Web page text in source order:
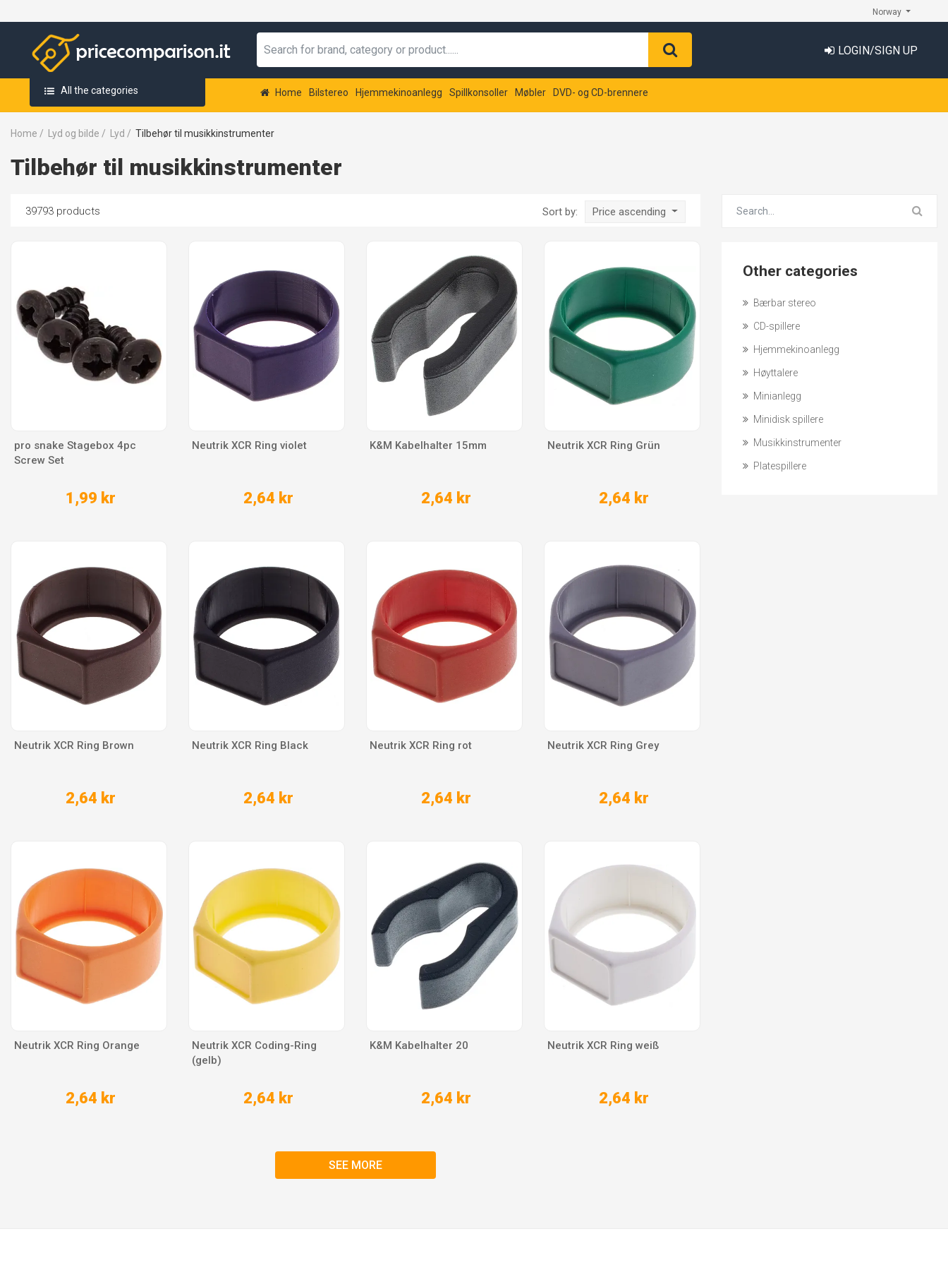
Norway
LOGIN/SIGN UP
All the categories Home Bilstereo Hjemmekinoanlegg Spillkonsoller Møbler DVD- og CD-brennere
Home / Lyd og bilde / Lyd / Tilbehør til musikkinstrumenter
Tilbehør til musikkinstrumenter
Other categories
Bærbar stereo
CD-spillere
Hjemmekinoanlegg
Høyttalere
Minianlegg
Minidisk spillere
Musikkinstrumenter
Platespillere
39793 products Sort by: Price ascending
pro snake Stagebox 4pc
Screw Set
1,99 kr
Neutrik XCR Ring violet
2,64 kr
K&M Kabelhalter 15mm
2,64 kr
Neutrik XCR Ring Grün
2,64 kr
Neutrik XCR Ring Brown
2,64 kr
Neutrik XCR Ring Black
2,64 kr
Neutrik XCR Ring rot
2,64 kr
Neutrik XCR Ring Grey
2,64 kr
Neutrik XCR Ring Orange
2,64 kr
Neutrik XCR Coding-Ring
(gelb)
2,64 kr
K&M Kabelhalter 20
2,64 kr
Neutrik XCR Ring weiß
2,64 kr
SEE MORE